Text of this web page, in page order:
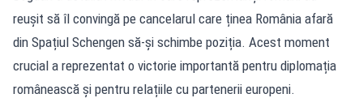
reușit să îl convingă pe cancelarul care ținea România afară
din Spațiul Schengen să-și schimbe poziția. Acest moment
crucial a reprezentat o victorie importantă pentru diplomația
românească și pentru relațiile cu partenerii europeni.